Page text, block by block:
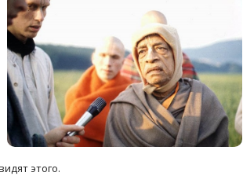
этого.